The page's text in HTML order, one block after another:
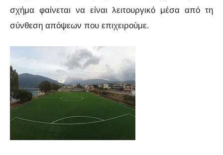
σχήμα φαίνεται να είναι λειτουργικό μέσα από τη
σύνθεση απόψεων που επιχειρούμε.